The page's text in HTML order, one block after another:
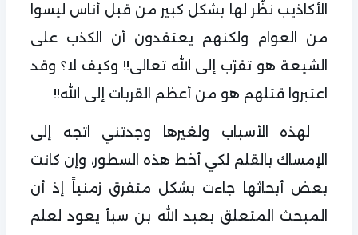
الأكاذيب نظّر لها بشكل كبير من قبل أناس ليسوا
من العوام ولكنهم يعتقدون أن الكذب على
الشيعة هو تقرّب إلى الله تعالى!! وكيف لا؟ وقد
اعتبروا قتلهم هو من أعظم القربات إلى الله!!
لهذه الأسباب ولغيرها وجدتني اتجه إلى
الإمساك بالقلم لكي أخط هذه السطور، وإن كانت
بعض أبحاثها جاءت بشكل متفرق زمنياً إذ أن
المبحث المتعلق بعبد الله بن سبأ يعود لعلم